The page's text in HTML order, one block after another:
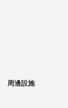
周邊設施